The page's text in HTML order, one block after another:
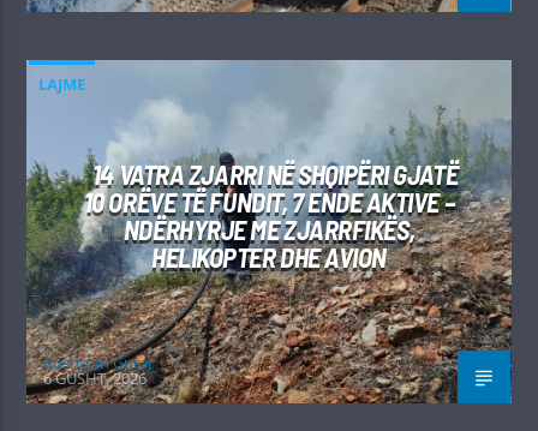
LAJME
14 VATRA ZJARRI NË SHQIPËRI GJATË
10 ORËVE TË FUNDIT, 7 ENDE AKTIVE –
NDËRHYRJE ME ZJARRFIKËS,
HELIKOPTER DHE AVION
Kushtrim Guraj
6 GUSHT, 2026